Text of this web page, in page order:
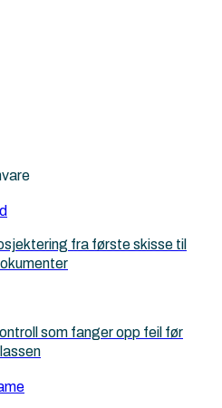
fra første skisse til
som fanger opp feil før